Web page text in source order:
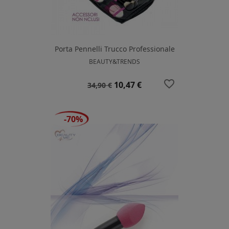
Porta Pennelli Trucco Professionale
BEAUTY&TRENDS
Prezzo
34,90 € Prezzo
10,47 € favorite_border
-70%